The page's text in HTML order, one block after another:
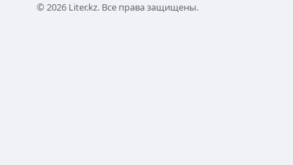
© 2026 Liter.kz. Все права защищены.